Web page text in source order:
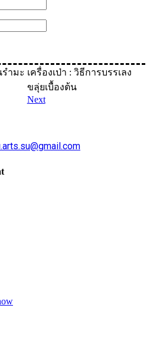
รํามะ เครื่องเป่า : วิธีการบรรเลง
ขลุ่ยเบื้องต้น
Next